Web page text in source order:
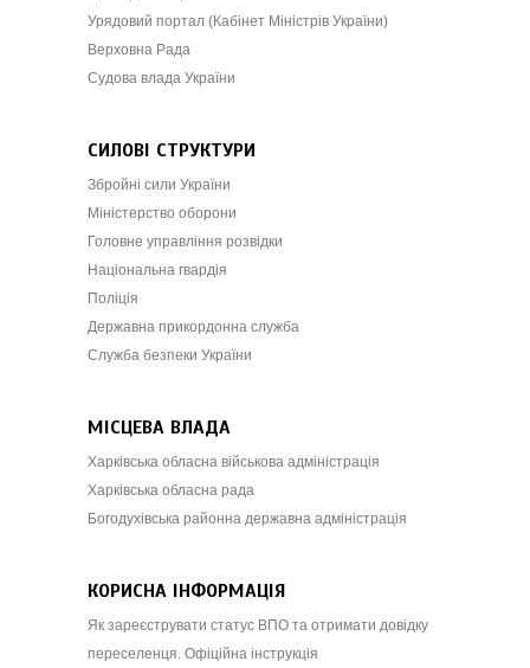
Урядовий портал (Кабінет Міністрів України)
Верховна Рада
Судова влада України
СИЛОВІ СТРУКТУРИ
Збройні сили України
Міністерство оборони
Головне управління розвідки
Національна гвардія
Поліція
Державна прикордонна служба
Служба безпеки України
МІСЦЕВА ВЛАДА
Харківська обласна військова адміністрація
Харківська обласна рада
Богодухівська районна державна адміністрація
КОРИСНА ІНФОРМАЦІЯ
Як зареєструвати статус ВПО та отримати довідку
переселенця. Офіційна інструкція